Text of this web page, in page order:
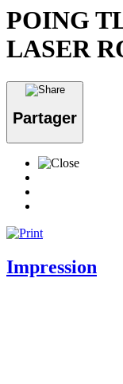
POING
LASER
Partager
Impression